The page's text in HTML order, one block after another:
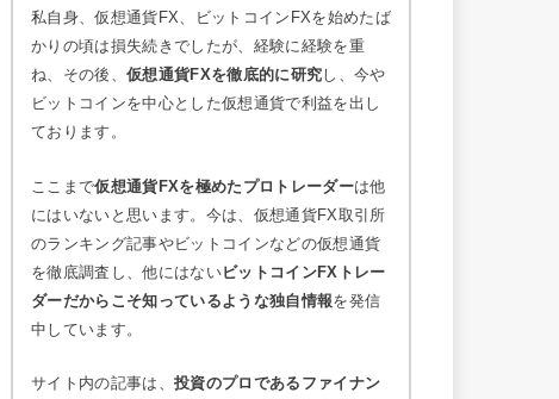
私自身、仮想通貨FX、ビットコインFXを始めたば
かりの頃は損失続きでしたが、経験に経験を重
ね、その後、 仮想通貨FXを徹底的に研究し、今や
ビットコインを中心とした仮想通貨で利益を出し
ております。
ここまで仮想通貨FXを極めたプロトレーダーは他
にはいないと思います。今は、仮想通貨FX取引所
のランキング記事やビットコインなどの仮想通貨
を徹底調査し、他にはないビットコインFXトレー
ダーだからこそ知っているような独自情報を発信
中しています。
サイト内の記事は、 投資のプロであるファイナン